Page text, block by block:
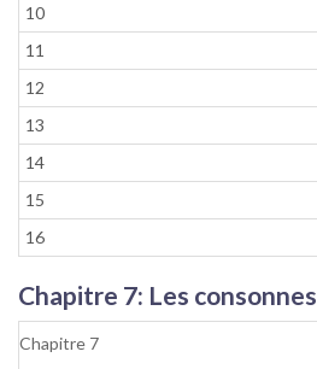
10
11
12
13
14
15
16
Chapitre 7: Les consonnes
Chapitre 7